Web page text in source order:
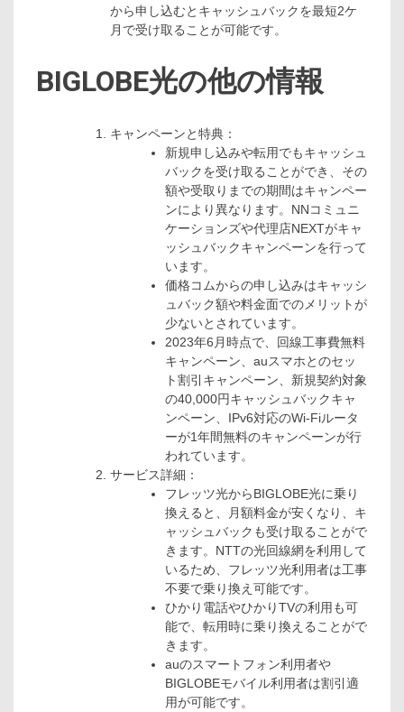
から申し込むとキャッシュバックを最短2ケ
月で受け取ることが可能です。
BIGLOBE光の他の情報
キャンペーンと特典：
新規申し込みや転用でもキャッシュ
バックを受け取ることができ、その
額や受取りまでの期間はキャンペー
ンにより異なります。NNコミュニ
ケーションズや代理店NEXTがキャ
ッシュバックキャンペーンを行って
います。
価格コムからの申し込みはキャッシ
ュバック額や料金面でのメリットが
少ないとされています。
2023年6月時点で、回線工事費無料
キャンペーン、auスマホとのセッ
ト割引キャンペーン、新規契約対象
の40,000円キャッシュバックキャ
ンペーン、IPv6対応のWi-Fiルータ
ーが1年間無料のキャンペーンが行
われています。
サービス詳細：
フレッツ光からBIGLOBE光に乗り
換えると、月額料金が安くなり、キ
ャッシュバックも受け取ることがで
きます。NTTの光回線網を利用して
いるため、フレッツ光利用者は工事
不要で乗り換え可能です。
ひかり電話やひかりTVの利用も可
能で、転用時に乗り換えることがで
きます。
auのスマートフォン利用者や
BIGLOBEモバイル利用者は割引適
用が可能です。